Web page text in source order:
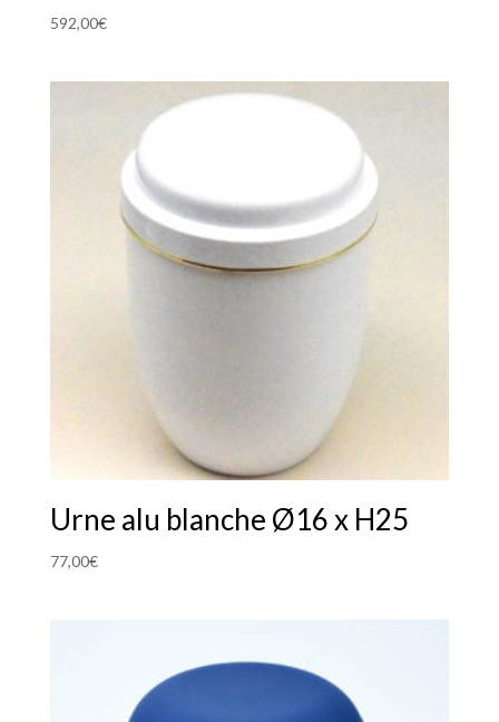
592,00€
Urne alu blanche Ø16 x H25
77,00€